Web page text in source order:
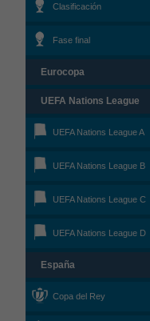
Clasificación
Fase final
Eurocopa
UEFA Nations League
UEFA Nations League A
UEFA Nations League B
UEFA Nations League C
UEFA Nations League D
España
Copa del Rey